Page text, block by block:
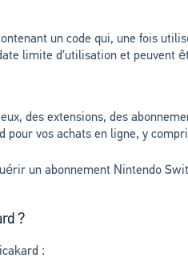
un code qui, une fois
limite d’utilisation et
des extensions, des
vos achats en ligne, y
un abonnement Nintendo
?
: